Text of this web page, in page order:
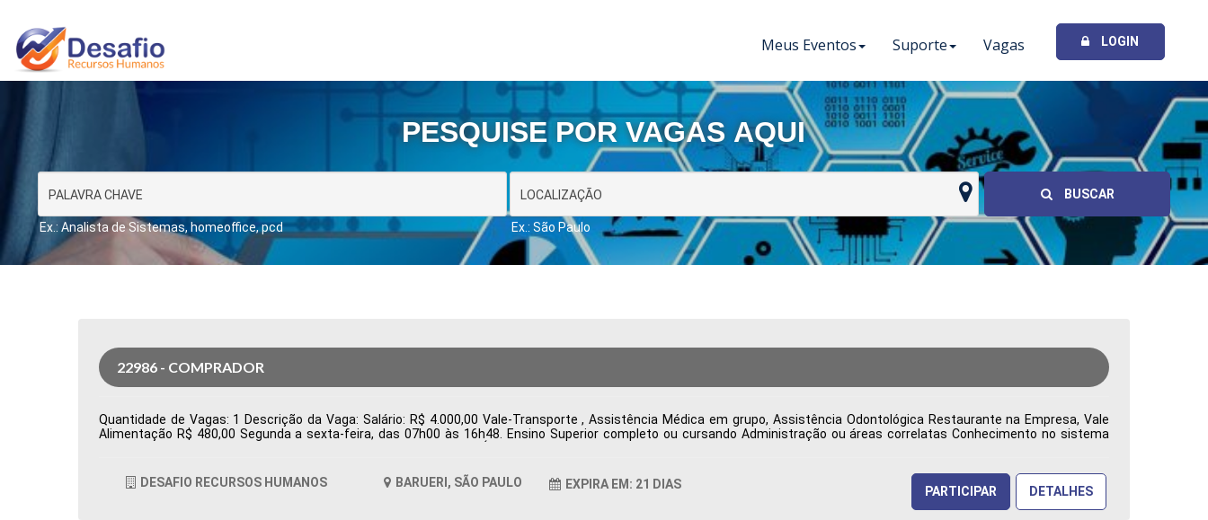
Meus Eventos Suporte Vagas LOGIN
PESQUISE POR VAGAS AQUI
Ex.: Analista de Sistemas, homeoffice, pcd Ex.: São Paulo
BUSCAR
22986 - COMPRADOR
Quantidade de Vagas: 1 Descrição da Vaga: Salário: R$ 4.000,00 Vale-Transporte , Assistência Médica em grupo, Assistência Odontológica Restaurante na Empresa, Vale
Alimentação R$ 480,00 Segunda a sexta-feira, das 07h00 às 16h48. Ensino Superior completo ou cursando Administração ou áreas correlatas Conhecimento no sistema
DESAFIO RECURSOS HUMANOS BARUERI, SÃO PAULO EXPIRA EM: 21 DIAS PARTICIPAR DETALHES